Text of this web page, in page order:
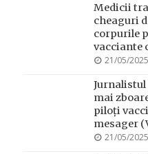
Medicii
cheaguri
corpurile
vacciante
POSTED
21/05/2025
Jurnalistul
mai
piloți
mesager
POSTED
21/05/2025